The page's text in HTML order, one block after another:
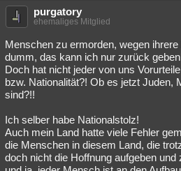
purgatory
ehemaliges Mitglied
Menschen zu ermorden, wegen
dumm, das kann ich nur zurück
Doch hat nicht jeder von uns
bzw. Nationalität?! Ob es jetzt Juden,
sind?!!
Ich selber habe Nationalstolz!
Auch mein Land hatte viele Fehler
die Menschen in diesem Land, die
doch nicht die Hoffnung aufgeben und